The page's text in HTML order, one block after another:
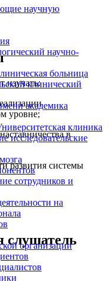
научную
научно-
больница
клинический
академика
клиника
исследовательские
сотрудников и
на
организации
изучать:
уровне;
в
развития системы
слушатель